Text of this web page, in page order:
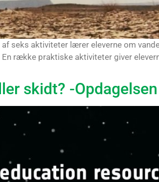
seks aktiviteter lærer eleverne om
række praktiske aktiviteter giver
skidt? -